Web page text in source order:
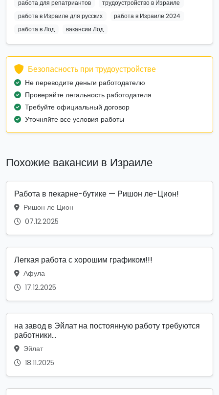
работа для репатриантов
трудоустройство в Израиле
работа в Израиле для русских
работа в Израиле 2024
работа в Лод
вакансии Лод
Безопасность при трудоустройстве
Не переводите деньги работодателю
Проверяйте легальность работодателя
Требуйте официальный договор
Уточняйте все условия работы
Похожие вакансии в Израиле
Работа в пекарне-бутике — Ришон ле-Цион!
Ришон ле Цион
07.12.2025
Легкая работа с хорошим графиком!!!
Афула
17.12.2025
на завод в Эйлат на постоянную работу требуются
работники...
Эйлат
18.11.2025